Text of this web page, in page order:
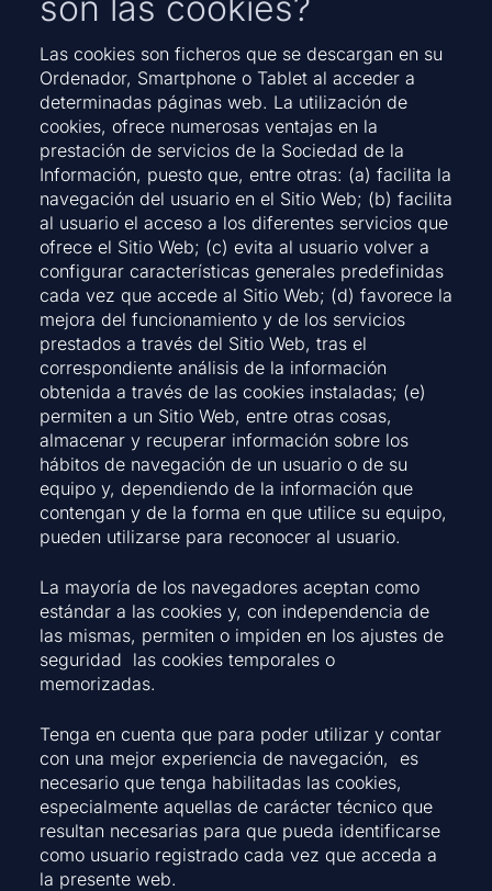
Las cookies son ficheros que se descargan en su
Ordenador, Smartphone o Tablet al acceder a
determinadas páginas web. La utilización de
cookies, ofrece numerosas ventajas en la
prestación de servicios de la Sociedad de la
Información, puesto que, entre otras: (a) facilita la
navegación del usuario en el Sitio Web; (b) facilita
al usuario el acceso a los diferentes servicios que
ofrece el Sitio Web; (c) evita al usuario volver a
configurar características generales predefinidas
cada vez que accede al Sitio Web; (d) favorece la
mejora del funcionamiento y de los servicios
prestados a través del Sitio Web, tras el
correspondiente análisis de la información
obtenida a través de las cookies instaladas; (e)
permiten a un Sitio Web, entre otras cosas,
almacenar y recuperar información sobre los
hábitos de navegación de un usuario o de su
equipo y, dependiendo de la información que
contengan y de la forma en que utilice su equipo,
pueden utilizarse para reconocer al usuario.
La mayoría de los navegadores aceptan como
estándar a las cookies y, con independencia de
las mismas, permiten o impiden en los ajustes de
seguridad las cookies temporales o
memorizadas.
Tenga en cuenta que para poder utilizar y contar
con una mejor experiencia de navegación,
es
necesario que tenga habilitadas las cookies,
especialmente aquellas de carácter técnico que
resultan necesarias para que pueda identificarse
como usuario registrado cada vez que acceda a
la presente web.